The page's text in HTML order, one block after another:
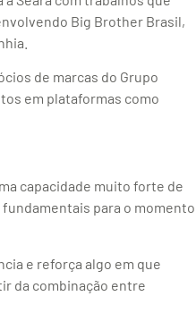
Big Brother Brasil,
de marcas do Grupo
em plataformas como
capacidade muito forte de
para o momento
e reforça algo em que
da combinação entre